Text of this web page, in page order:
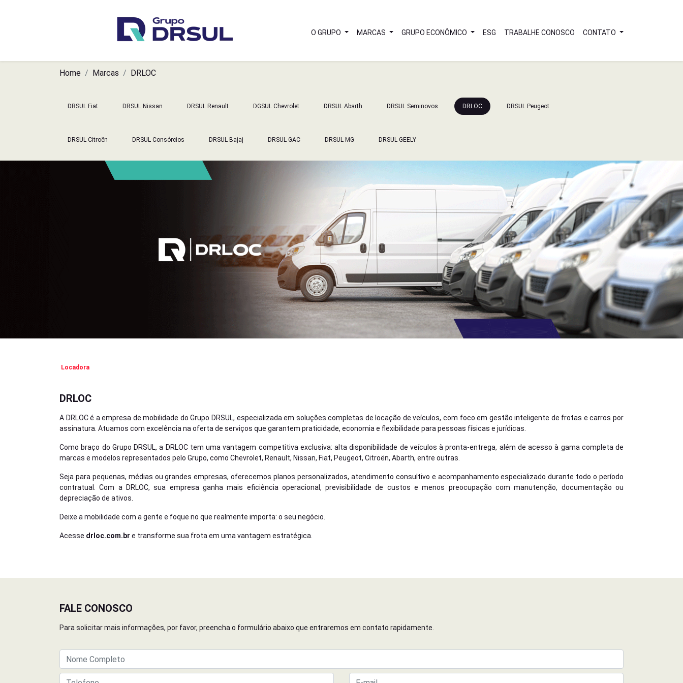
O GRUPO MARCAS GRUPO ECONÔMICO ESG TRABALHE CONOSCO CONTATO
Home Marcas DRLOC
DRSUL Fiat DRSUL Nissan DRSUL Renault DGSUL Chevrolet DRSUL Abarth DRSUL Seminovos DRLOC DRSUL Peugeot
DRSUL Citroën DRSUL Consórcios DRSUL Bajaj DRSUL GAC DRSUL MG DRSUL GEELY
Locadora
DRLOC
A DRLOC é a empresa de mobilidade do Grupo DRSUL, especializada em soluções completas de locação de veículos, com foco em gestão inteligente de frotas e carros por
assinatura. Atuamos com excelência na oferta de serviços que garantem praticidade, economia e flexibilidade para pessoas físicas e jurídicas.
Como braço do Grupo DRSUL, a DRLOC tem uma vantagem competitiva exclusiva: alta disponibilidade de veículos à pronta-entrega, além de acesso à gama completa de
marcas e modelos representados pelo Grupo, como Chevrolet, Renault, Nissan, Fiat, Peugeot, Citroën, Abarth, entre outras.
Seja para pequenas, médias ou grandes empresas, oferecemos planos personalizados, atendimento consultivo e acompanhamento especializado durante todo o período
contratual. Com a DRLOC, sua empresa ganha mais eficiência operacional, previsibilidade de custos e menos preocupação com manutenção, documentação ou
depreciação de ativos.
Deixe a mobilidade com a gente e foque no que realmente importa: o seu negócio.
Acesse drloc.com.br e transforme sua frota em uma vantagem estratégica.
FALE CONOSCO
Para solicitar mais informações, por favor, preencha o formulário abaixo que entraremos em contato rapidamente.